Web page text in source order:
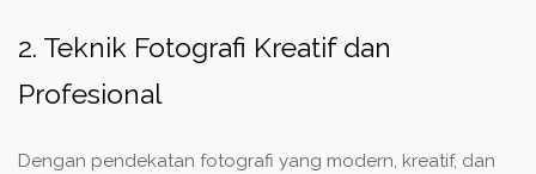
2. Teknik Fotografi Kreatif dan
Profesional
Dengan pendekatan fotografi yang modern, kreatif, dan